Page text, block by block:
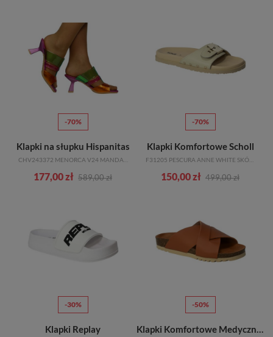
-70%
Klapki na słupku Hispanitas
177,00 zł 589,00 zł
-70%
Klapki Komfortowe Scholl
F31205 PESCURA ANNE WHITE SKÓRA NATURALNA
150,00 zł 499,00 zł
-30%
Klapki Replay
-50%